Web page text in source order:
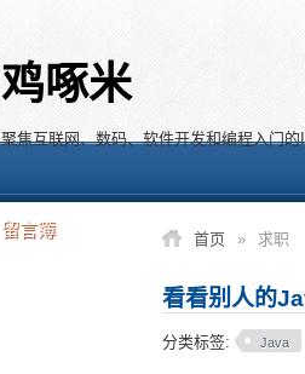
鸡啄米
聚焦互联网、数码、软件开发和编程入门的
留言簿 首页 » 求职
看看别人的
分类标签: Java